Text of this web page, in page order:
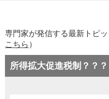
専門家が発信する最新トピ
こちら ）
所得拡大促進税制？？？